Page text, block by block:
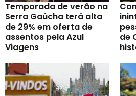
Temporada de verão na
Serra Gaúcha terá alta
de 29% em oferta de
assentos pela Azul
Viagens
de